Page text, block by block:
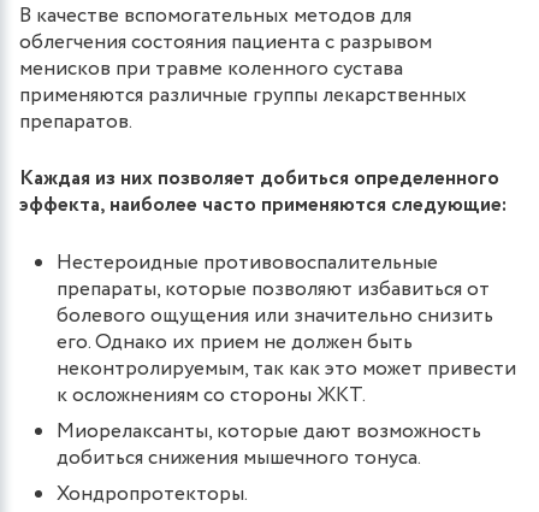
В качестве вспомогательных методов для
облегчения состояния пациента с разрывом
менисков при травме коленного сустава
применяются различные группы лекарственных
препаратов.
Каждая из них позволяет добиться определенного
эффекта, наиболее часто применяются следующие:
Нестероидные противовоспалительные
препараты, которые позволяют избавиться от
болевого ощущения или значительно снизить
его. Однако их прием не должен быть
неконтролируемым, так как это может привести
к осложнениям со стороны ЖКТ.
Миорелаксанты, которые дают возможность
добиться снижения мышечного тонуса.
Хондропротекторы.